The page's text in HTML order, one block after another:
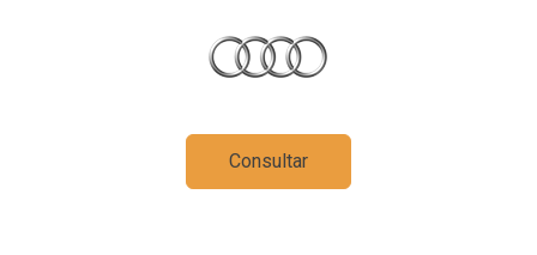
Consultar